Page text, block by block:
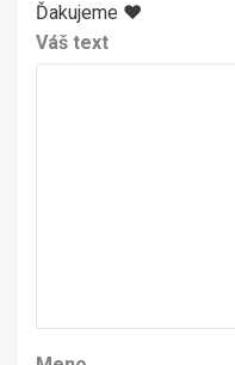
Ďakujeme ♥
Váš text